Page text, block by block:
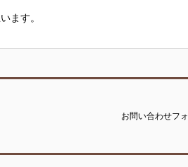
ます。
お問い合わせフ